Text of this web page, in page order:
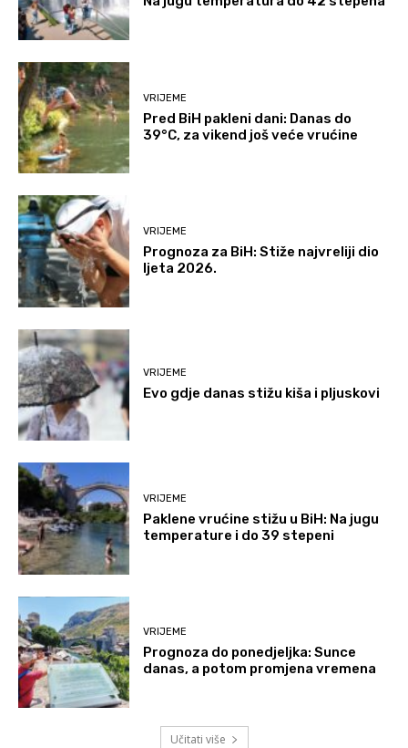
VRIJEME
Pred BiH pakleni dani: Danas do
39°C, za vikend još veće vrućine
VRIJEME
Prognoza za BiH: Stiže najvreliji dio
ljeta 2026.
VRIJEME
Evo gdje danas stižu kiša i pljuskovi
VRIJEME
Paklene vrućine stižu u BiH: Na jugu
temperature i do 39 stepeni
VRIJEME
Prognoza do ponedjeljka: Sunce
danas, a potom promjena vremena
Učitati više